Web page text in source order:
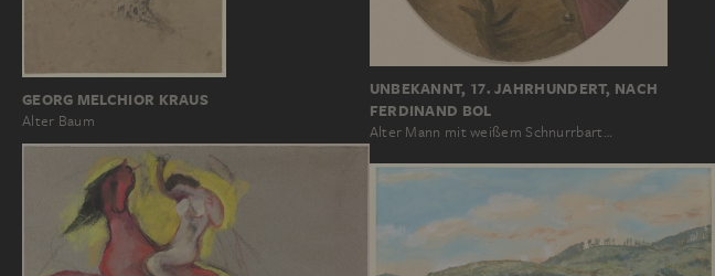
GEORG MELCHIOR KRAUS
Alter Baum
UNBEKANNT, 17. JAHRHUNDERT, NACH
FERDINAND BOL
Alter Mann mit weißem Schnurrbart…